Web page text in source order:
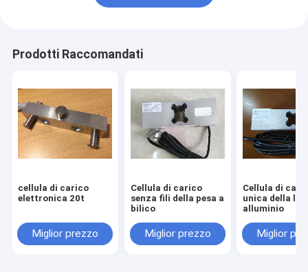
Prodotti Raccomandati
cellula di carico
elettronica 20t
Miglior prezzo
Cellula di carico
senza fili della pesa a
bilico
Miglior prezzo
Cellula di
unica della
alluminio
Miglior